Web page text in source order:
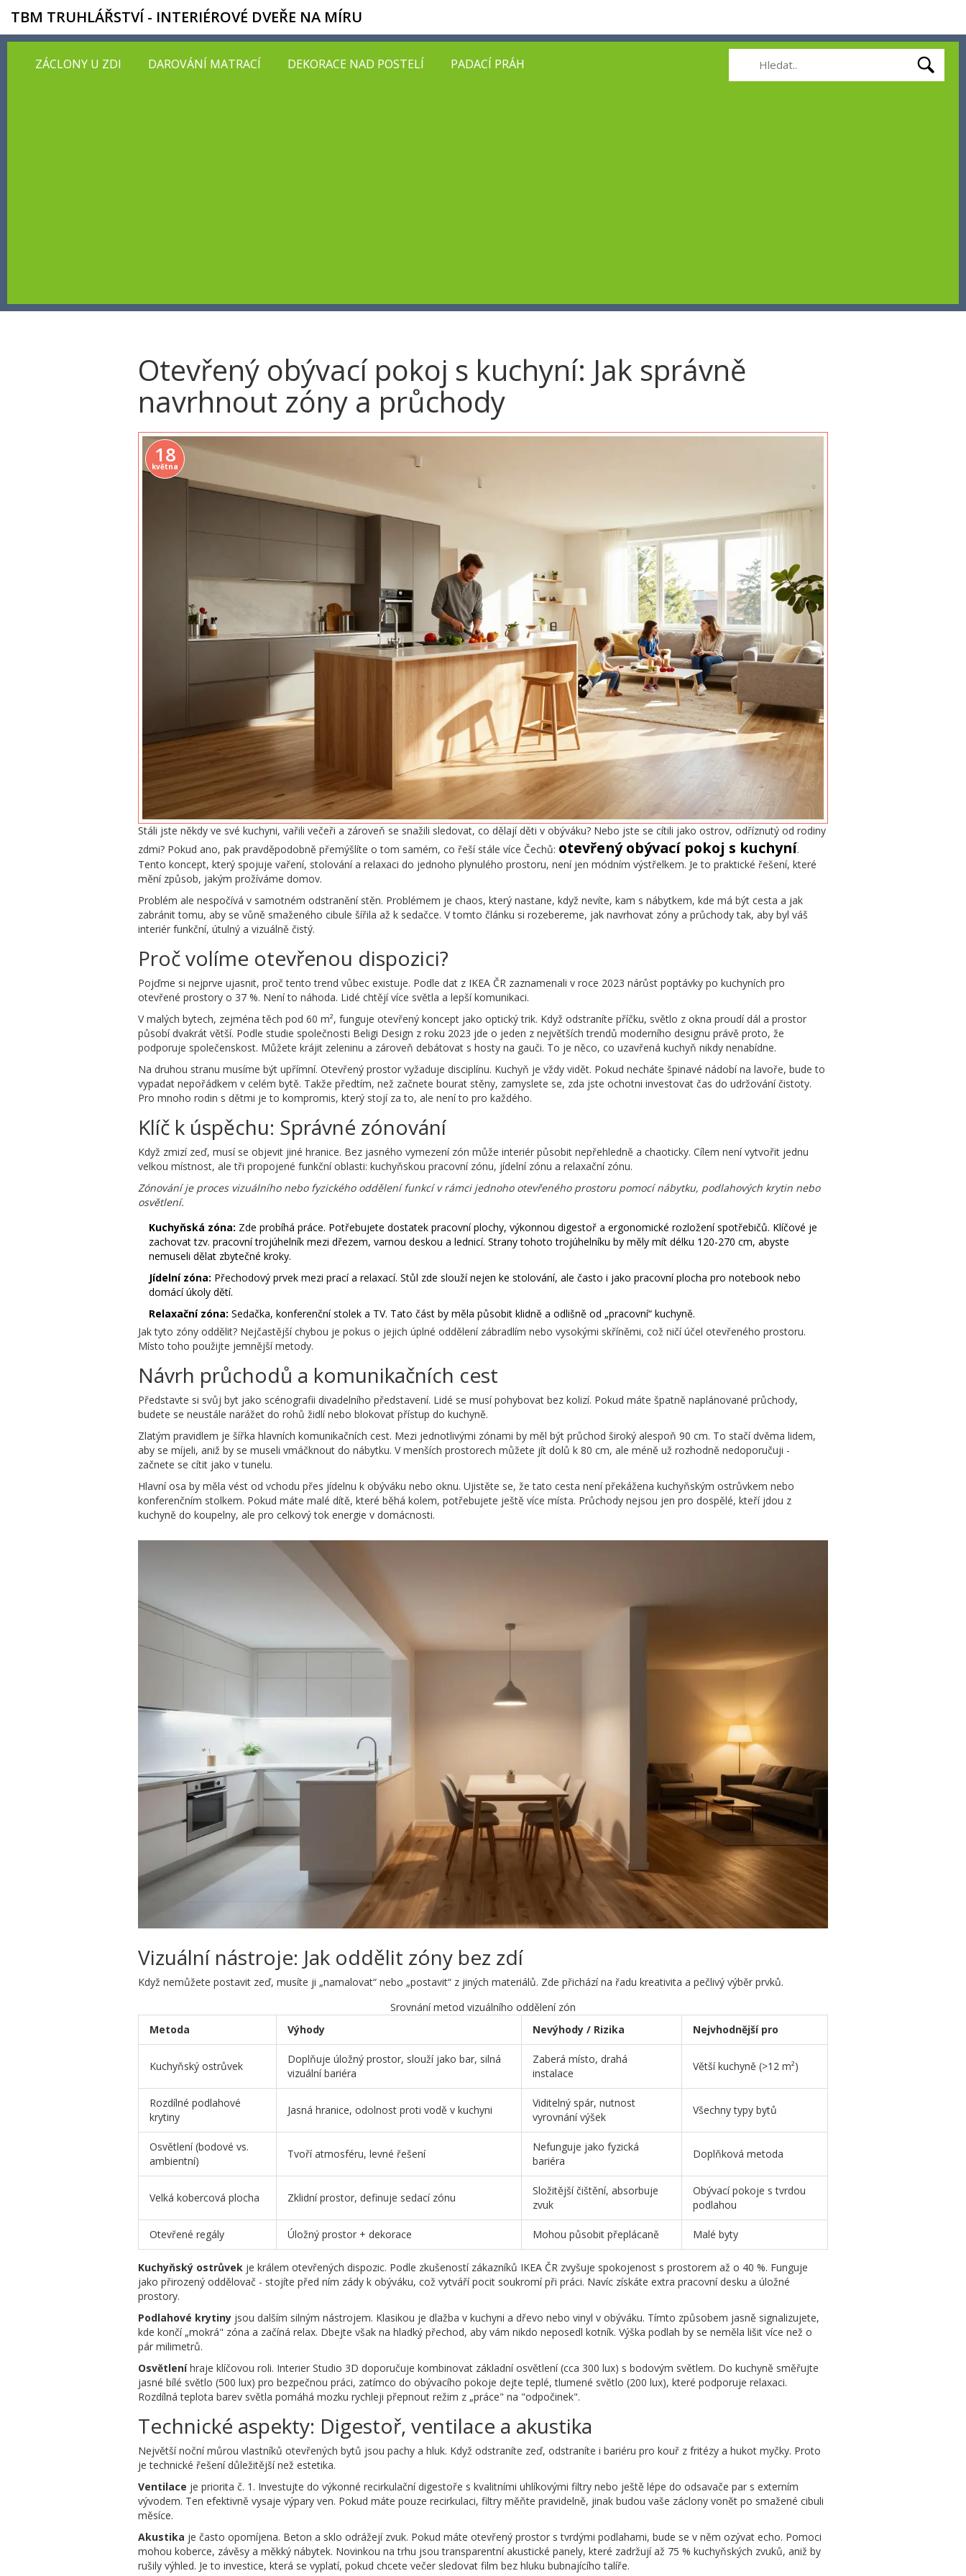
TBM TRUHLÁŘSTVÍ - INTERIÉROVÉ DVEŘE NA MÍRU
ZÁCLONY U ZDI DAROVÁNÍ MATRACÍ DEKORACE NAD POSTELÍ PADACÍ PRÁH
Otevřený obývací pokoj s kuchyní: Jak správně
navrhnout zóny a průchody
18
května
Stáli jste někdy ve své kuchyni, vařili večeři a zároveň se snažili sledovat, co dělají děti v obýváku? Nebo jste se cítili jako ostrov, odříznutý od rodiny
zdmi? Pokud ano, pak pravděpodobně přemýšlíte o tom samém, co řeší stále více Čechů: otevřený obývací pokoj s kuchyní.
Tento koncept, který spojuje vaření, stolování a relaxaci do jednoho plynulého prostoru, není jen módním výstřelkem. Je to praktické řešení, které
mění způsob, jakým prožíváme domov.
Problém ale nespočívá v samotném odstranění stěn. Problémem je chaos, který nastane, když nevíte, kam s nábytkem, kde má být cesta a jak
zabránit tomu, aby se vůně smaženého cibule šířila až k sedačce. V tomto článku si rozebereme, jak navrhovat zóny a průchody tak, aby byl váš
interiér funkční, útulný a vizuálně čistý.
Proč volíme otevřenou dispozici?
Pojďme si nejprve ujasnit, proč tento trend vůbec existuje. Podle dat z IKEA ČR zaznamenali v roce 2023 nárůst poptávky po kuchyních pro
otevřené prostory o 37 %. Není to náhoda. Lidé chtějí více světla a lepší komunikaci.
V malých bytech, zejména těch pod 60 m², funguje otevřený koncept jako optický trik. Když odstraníte příčku, světlo z okna proudí dál a prostor
působí dvakrát větší. Podle studie společnosti Beligi Design z roku 2023 jde o jeden z největších trendů moderního designu právě proto, že
podporuje společenskost. Můžete krájit zeleninu a zároveň debátovat s hosty na gauči. To je něco, co uzavřená kuchyň nikdy nenabídne.
Na druhou stranu musíme být upřímní. Otevřený prostor vyžaduje disciplínu. Kuchyň je vždy vidět. Pokud necháte špinavé nádobí na lavoře, bude to
vypadat nepořádkem v celém bytě. Takže předtím, než začnete bourat stěny, zamyslete se, zda jste ochotni investovat čas do udržování čistoty.
Pro mnoho rodin s dětmi je to kompromis, který stojí za to, ale není to pro každého.
Klíč k úspěchu: Správné zónování
Když zmizí zeď, musí se objevit jiné hranice. Bez jasného vymezení zón může interiér působit nepřehledně a chaoticky. Cílem není vytvořit jednu
velkou místnost, ale tři propojené funkční oblasti: kuchyňskou pracovní zónu, jídelní zónu a relaxační zónu.
Zónování je proces vizuálního nebo fyzického oddělení funkcí v rámci jednoho otevřeného prostoru pomocí nábytku, podlahových krytin nebo
osvětlení.
Kuchyňská zóna: Zde probíhá práce. Potřebujete dostatek pracovní plochy, výkonnou digestoř a ergonomické rozložení spotřebičů. Klíčové je
zachovat tzv. pracovní trojúhelník mezi dřezem, varnou deskou a lednicí. Strany tohoto trojúhelníku by měly mít délku 120-270 cm, abyste
nemuseli dělat zbytečné kroky.
Jídelní zóna: Přechodový prvek mezi prací a relaxací. Stůl zde slouží nejen ke stolování, ale často i jako pracovní plocha pro notebook nebo
domácí úkoly dětí.
Relaxační zóna: Sedačka, konferenční stolek a TV. Tato část by měla působit klidně a odlišně od „pracovní“ kuchyně.
Jak tyto zóny oddělit? Nejčastější chybou je pokus o jejich úplné oddělení zábradlím nebo vysokými skříněmi, což ničí účel otevřeného prostoru.
Místo toho použijte jemnější metody.
Návrh průchodů a komunikačních cest
Představte si svůj byt jako scénografii divadelního představení. Lidé se musí pohybovat bez kolizí. Pokud máte špatně naplánované průchody,
budete se neustále narážet do rohů židlí nebo blokovat přístup do kuchyně.
Zlatým pravidlem je šířka hlavních komunikačních cest. Mezi jednotlivými zónami by měl být průchod široký alespoň 90 cm. To stačí dvěma lidem,
aby se míjeli, aniž by se museli vmáčknout do nábytku. V menších prostorech můžete jít dolů k 80 cm, ale méně už rozhodně nedoporučuji -
začnete se cítit jako v tunelu.
Hlavní osa by měla vést od vchodu přes jídelnu k obýváku nebo oknu. Ujistěte se, že tato cesta není překážena kuchyňským ostrůvkem nebo
konferenčním stolkem. Pokud máte malé dítě, které běhá kolem, potřebujete ještě více místa. Průchody nejsou jen pro dospělé, kteří jdou z
kuchyně do koupelny, ale pro celkový tok energie v domácnosti.
Vizuální nástroje: Jak oddělit zóny bez zdí
Když nemůžete postavit zeď, musíte ji „namalovat“ nebo „postavit“ z jiných materiálů. Zde přichází na řadu kreativita a pečlivý výběr prvků.
Srovnání metod vizuálního oddělení zón
Metoda
Výhody Nevýhody / Rizika Nejvhodnější pro
Kuchyňský ostrůvek
Doplňuje úložný prostor, slouží jako bar, silná
vizuální bariéra
Zaberá místo, drahá
instalace
Větší kuchyně (>12 m²)
Rozdílné podlahové
krytiny
Jasná hranice, odolnost proti vodě v kuchyni
Viditelný spár, nutnost
vyrovnání výšek
Všechny typy bytů
Osvětlení (bodové vs.
ambientní)
Tvoří atmosféru, levné řešení
Nefunguje jako fyzická
bariéra
Doplňková metoda
Velká kobercová plocha Zklidní prostor, definuje sedací zónu
Složitější čištění, absorbuje
zvuk
Obývací pokoje s tvrdou
podlahou
Otevřené regály Úložný prostor + dekorace Mohou působit přeplácaně Malé byty
Kuchyňský ostrůvek je králem otevřených dispozic. Podle zkušeností zákazníků IKEA ČR zvyšuje spokojenost s prostorem až o 40 %. Funguje
jako přirozený oddělovač - stojíte před ním zády k obýváku, což vytváří pocit soukromí při práci. Navíc získáte extra pracovní desku a úložné
prostory.
Podlahové krytiny jsou dalším silným nástrojem. Klasikou je dlažba v kuchyni a dřevo nebo vinyl v obýváku. Tímto způsobem jasně signalizujete,
kde končí „mokrá" zóna a začíná relax. Dbejte však na hladký přechod, aby vám nikdo neposedl kotník. Výška podlah by se neměla lišit více než o
pár milimetrů.
Osvětleníhraje klíčovou roli. Interier Studio 3D doporučuje kombinovat základní osvětlení (cca 300 lux) s bodovým světlem. Do kuchyně směřujte
jasné bílé světlo (500 lux) pro bezpečnou práci, zatímco do obývacího pokoje dejte teplé, tlumené světlo (200 lux), které podporuje relaxaci.
Rozdílná teplota barev světla pomáhá mozku rychleji přepnout režim z „práce" na "odpočinek".
Technické aspekty: Digestoř, ventilace a akustika
Největší noční můrou vlastníků otevřených bytů jsou pachy a hluk. Když odstraníte zeď, odstraníte i bariéru pro kouř z fritézy a hukot myčky. Proto
je technické řešení důležitější než estetika.
Ventilace je priorita č. 1. Investujte do výkonné recirkulační digestoře s kvalitními uhlíkovými filtry nebo ještě lépe do odsavače par s externím
vývodem. Ten efektivně vysaje výpary ven. Pokud máte pouze recirkulaci, filtry měňte pravidelně, jinak budou vaše záclony vonět po smažené cibuli
měsíce.
Akustika je často opomíjena. Beton a sklo odrážejí zvuk. Pokud máte otevřený prostor s tvrdými podlahami, bude se v něm ozývat echo. Pomoci
mohou koberce, závěsy a měkký nábytek. Novinkou na trhu jsou transparentní akustické panely, které zadržují až 75 % kuchyňských zvuků, aniž by
rušily výhled. Je to investice, která se vyplatí, pokud chcete večer sledovat film bez hluku bubnajícího talíře.